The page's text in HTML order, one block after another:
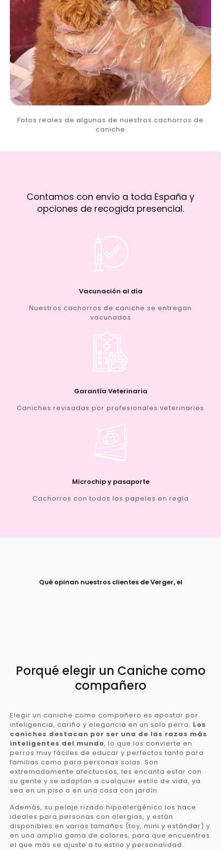
Fotos reales de algunos de nuestros cachorros de
caniche
Contamos con envío a toda España y
opciones de recogida presencial.
Vacunación al día
Nuestros cachorros de caniche se entregan
vacunados
Garantía Veterinaria
Caniches revisados por profesionales veterinarios
Microchip y pasaporte
Cachorros con todos los papeles en regla
Qué opinan nuestros clientes de Verger, el
Porqué elegir un Caniche como
compañero
Elegir un caniche como compañero es apostar por
inteligencia, cariño y elegancia en un solo perro. Los
caniches destacan por ser una de las razas más
inteligentes del mundo, lo que los convierte en
perros muy fáciles de educar y perfectos tanto para
familias como para personas solas. Son
extremadamente afectuosos, les encanta estar con
su gente y se adaptan a cualquier estilo de vida, ya
sea en un piso o en una casa con jardín.
Además, su pelaje rizado hipoalergénico los hace
ideales para personas con alergias, y están
disponibles en varios tamaños (toy, mini y estándar) y
en una amplia gama de colores, para que encuentres
el que más se ajuste a tu estilo y personalidad.